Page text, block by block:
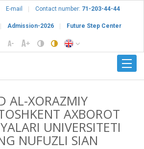
E-mail Contact number: 71-203-44-44
Admission-2026 Future Step Center
AL-XORAZMIY
AXBOROT
UNIVERSITETI
NUFUZLI SIAN